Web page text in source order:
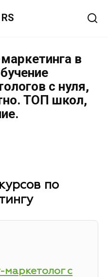
RS
в
с нуля,
ТОП школ,
по
маркетолог с